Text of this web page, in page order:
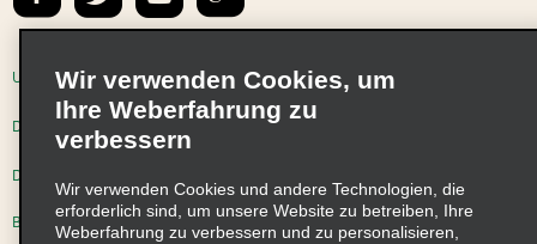
E-Mail anmelden
Unternehmensinformationen Nutzungsbedingungen
Datenschutzrichtlinie Cookie-Richtlinie
Datenschutzoptionen
Beschwerdeverfahren nach dem Lieferkettensorgfaltspflichtengesetz
Wir verwenden Cookies, um
Ihre Weberfahrung zu
verbessern
Wir verwenden Cookies und andere Technologien, die
erforderlich sind, um unsere Website zu betreiben, Ihre
Weberfahrung zu verbessern und zu personalisieren,